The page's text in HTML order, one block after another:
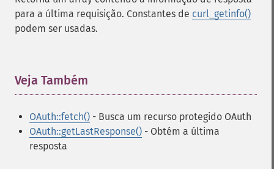
para a última requisição. Constantes de curl_getinfo()
podem ser usadas.
Veja Também
OAuth::fetch() - Busca um recurso protegido OAuth
OAuth::getLastResponse() - Obtém a última
resposta